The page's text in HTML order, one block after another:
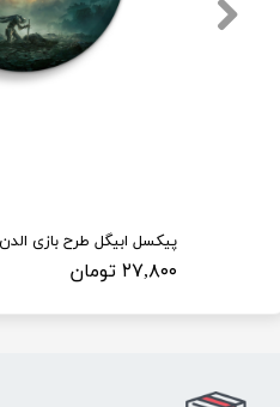
۲۷,۸۰۰ تومان